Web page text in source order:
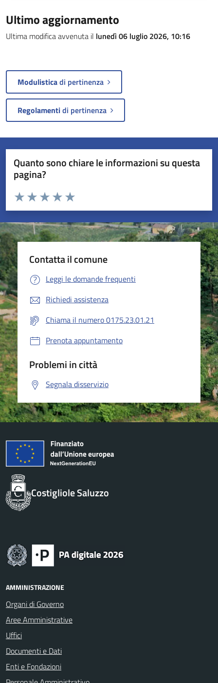
Ultimo aggiornamento
Ultima modifica avvenuta il lunedì 06 luglio 2026, 10:16
Modulisticadi pertinenza
Regolamentidi pertinenza
Quanto sono chiare le informazioni su questa
pagina?
Valuta da 1 a 5 stelle la pagina
Valuta 5 stelle su 5
Valuta 4 stelle su 5
Valuta 3 stelle su 5
Valuta 2 stelle su 5
Valuta 1 stelle su 5
Contatta il comune
Leggi le domande frequenti
Richiedi assistenza
Chiama il numero 0175.23.01.21
Prenota appuntamento
Problemi in città
Segnala disservizio
Costigliole Saluzzo
AMMINISTRAZIONE
Organi di Governo
Aree Amministrative
Uffici
Documenti e Dati
Enti e Fondazioni